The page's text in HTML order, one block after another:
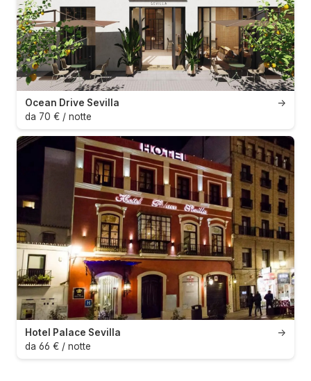
→
Ocean Drive Sevilla
da 70 € / notte
→
Hotel Palace Sevilla
da 66 € / notte